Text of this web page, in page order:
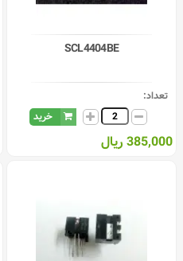
SCL4404BE
تعداد:
خرید
385,000 ریال